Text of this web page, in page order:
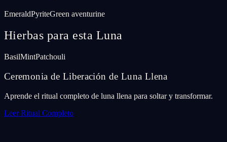
EmeraldPyriteGreen aventurine
Hierbas para esta Luna
BasilMintPatchouli
Ceremonia de Liberación de Luna Llena
Aprende el ritual completo de luna llena para soltar y transformar.
Leer Ritual Completo